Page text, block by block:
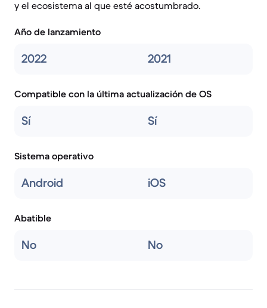
y el ecosistema al que esté acostumbrado.
Año de lanzamiento
2022 2021
Compatible con la última actualización de OS
Sí Sí
Sistema operativo
Android iOS
Abatible
No No